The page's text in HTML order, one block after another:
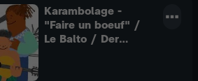
wie immer: Das Rätsel.
Karambolage -
"Faire un boeuf" /
Le Balto / Der